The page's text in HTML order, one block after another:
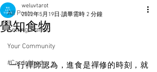
All Posts
Getting Started
Your Community
#Cardoftheday
覺知食物
weluvtarot
2022年5月19日 讀畢需時 2 分鐘
一行禪師認為，進食是禪修的時刻，就